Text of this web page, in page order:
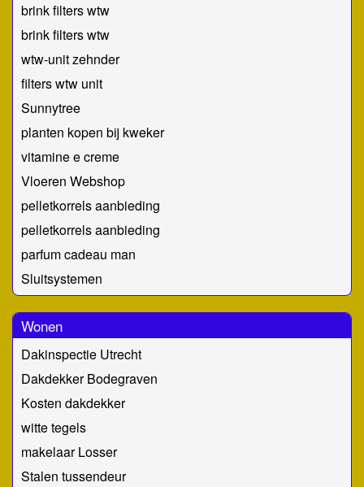
brink filters wtw
brink filters wtw
wtw-unit zehnder
filters wtw unit
Sunnytree
planten kopen bij kweker
vitamine e creme
Vloeren Webshop
pelletkorrels aanbieding
pelletkorrels aanbieding
parfum cadeau man
Sluitsystemen
Wonen
Dakinspectie Utrecht
Dakdekker Bodegraven
Kosten dakdekker
witte tegels
makelaar Losser
Stalen tussendeur